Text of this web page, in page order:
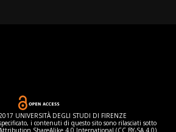
UNIVERSITÀ DEGLI STUDI DI FIRENZE
i contenuti di questo sito sono rilasciati sotto